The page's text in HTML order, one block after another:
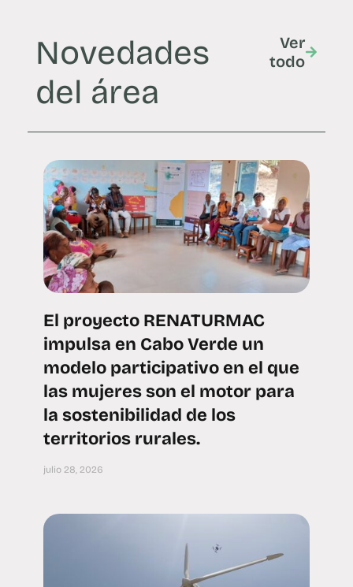
Novedades
del área
Ver
todo
El proyecto RENATURMAC
impulsa en Cabo Verde un
modelo participativo en el que
las mujeres son el motor para
la sostenibilidad de los
territorios rurales.
julio 28, 2026